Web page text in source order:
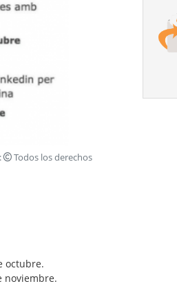
Todos los derechos
octubre.
noviembre.